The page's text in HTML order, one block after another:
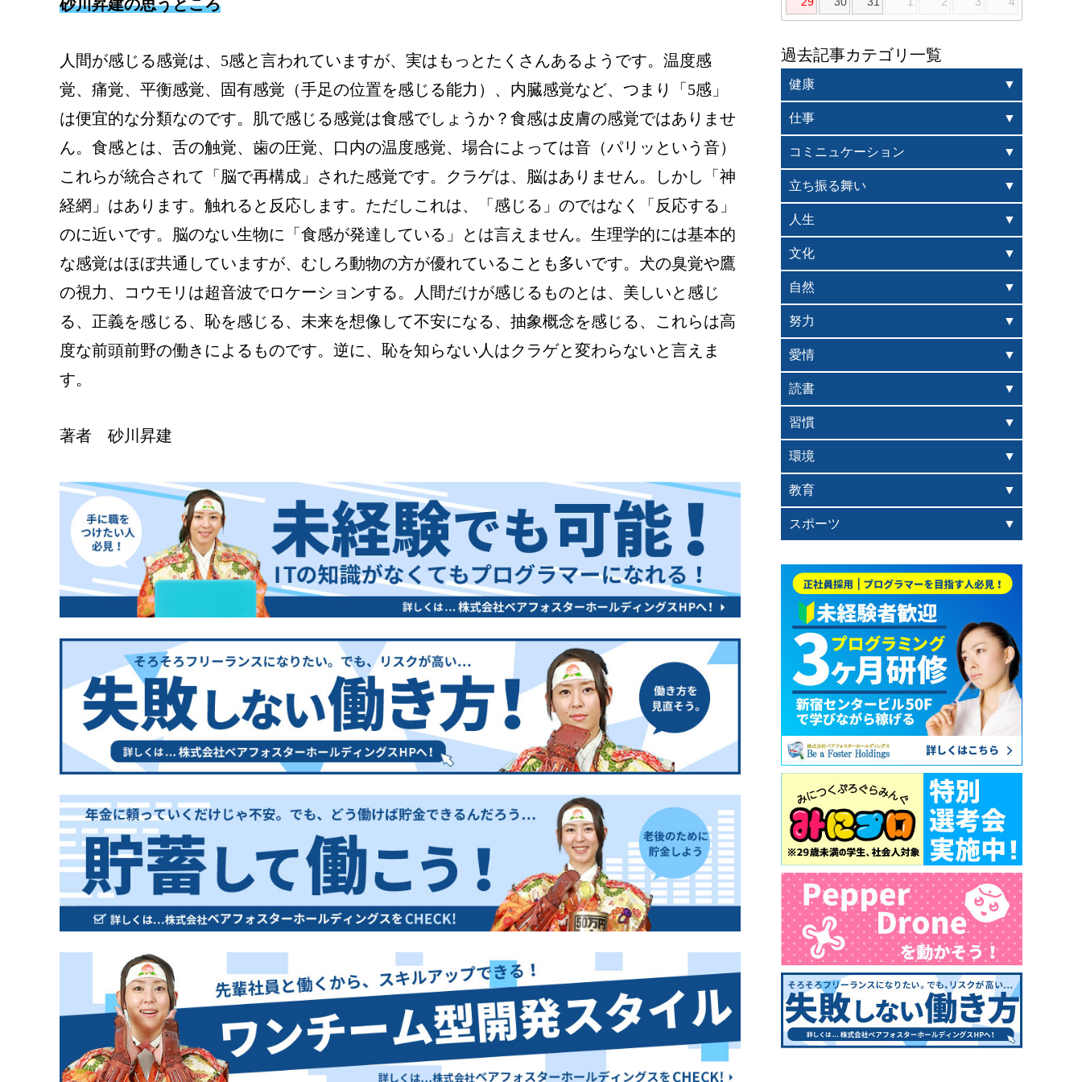
砂川昇建の思うところ
人間が感じる感覚は、5感と言われていますが、実はもっとたくさんあるようです。温度感
覚、痛覚、平衡感覚、固有感覚（手足の位置を感じる能力）、内臓感覚など、つまり「5感」
は便宜的な分類なのです。肌で感じる感覚は食感でしょうか？食感は皮膚の感覚ではありませ
ん。食感とは、舌の触覚、歯の圧覚、口内の温度感覚、場合によっては音（パリッという音）
これらが統合されて「脳で再構成」された感覚です。クラゲは、脳はありません。しかし「神
経網」はあります。触れると反応します。ただしこれは、「感じる」のではなく「反応する」
のに近いです。脳のない生物に「食感が発達している」とは言えません。生理学的には基本的
な感覚はほぼ共通していますが、むしろ動物の方が優れていることも多いです。犬の臭覚や鷹
の視力、コウモリは超音波でロケーションする。人間だけが感じるものとは、美しいと感じ
る、正義を感じる、恥を感じる、未来を想像して不安になる、抽象概念を感じる、これらは高
度な前頭前野の働きによるものです。逆に、恥を知らない人はクラゲと変わらないと言えま
す。
著者 砂川昇建
過去記事カテゴリ一覧
健康
仕事
コミニュケーション
立ち振る舞い
人生
文化
自然
努力
愛情
読書
習慣
環境
教育
スポーツ